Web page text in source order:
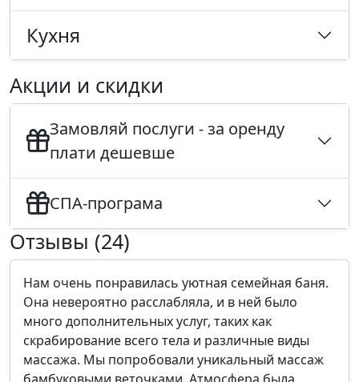
Кухня
Акции и скидки
Замовляй послуги - за оренду
плати дешевше
СПА-програма
Отзывы (24)
Нам очень понравилась уютная семейная баня.
Она невероятно расслабляла, и в ней было
много дополнительных услуг, таких как
скрабирование всего тела и различные виды
массажа. Мы попробовали уникальный массаж